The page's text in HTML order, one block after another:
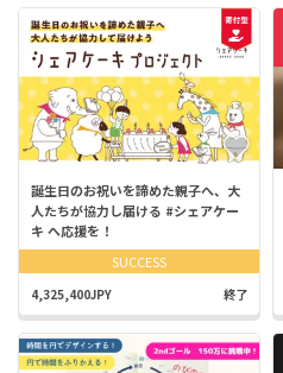
誕生日のお祝いを諦めた親子へ、大
人たちが協力し届ける #シェアケー
キ へ応援を！
SUCCESS
4,325,400JPY 終了